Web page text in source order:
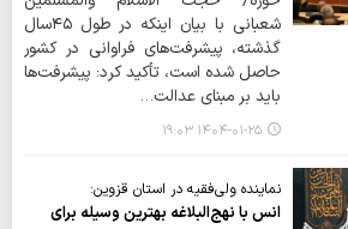
شعبانی با بیان اینکه در طول ۴۵سال
گذشته، پیشرفت‌های فراوانی در کشور
حاصل شده است، تأکید کرد: پیشرفت‌ها
باید بر مبنای عدالت…
۱۴۰۴-۰۱-۲۵ ۱۹:۰۳
نماینده ولی‌فقیه در استان قزوین:
انس با نهج‌البلاغه بهترین وسیله برای